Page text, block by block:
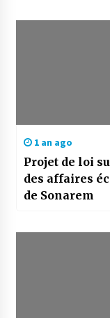
1 an ago
Projet de loi
des affaires
de Sonarem